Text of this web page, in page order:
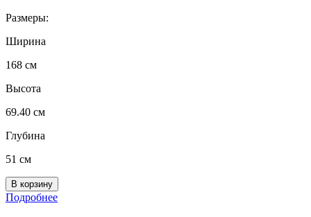
Размеры:
Ширина
168 см
Высота
69.40 см
Глубина
51 см
Подробнее